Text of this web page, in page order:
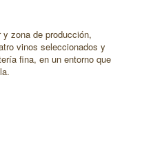
zona de producción,
vinos seleccionados y
fina, en un entorno que